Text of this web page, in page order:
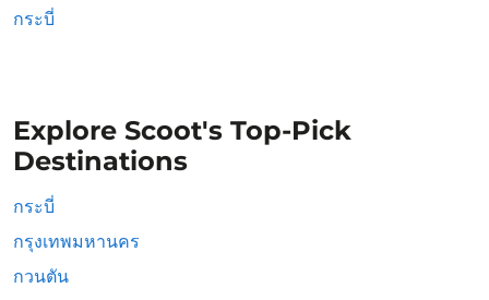
กระบี่
Explore Scoot's Top-Pick
Destinations
กระบี่
กรุงเทพมหานคร
กวนตัน